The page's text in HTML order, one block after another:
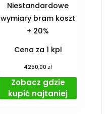
Niestandardowe
wymiary bram koszt
+ 20%
Cena za 1 kpl
4250,00zł
Zobacz gdzie
kupić najtaniej